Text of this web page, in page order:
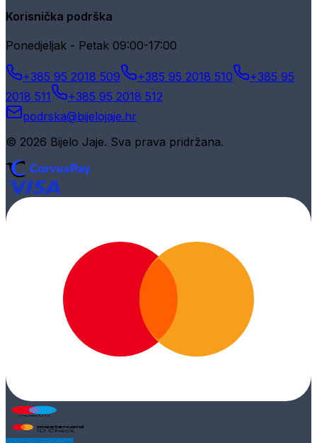
Korisnička podrška
Ponedjeljak - Petak 09:00-17:00
+385 95 2018 509 +385 95 2018 510
+385 95
2018 511
+385 95 2018 512
podrska@bijelojaje.hr
© 2026 Bijelo Jaje. Sva prava pridržana.